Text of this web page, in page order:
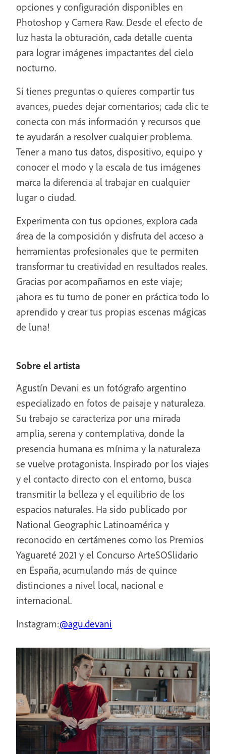
opciones y configuración disponibles en
Photoshop y Camera Raw. Desde el efecto de
luz hasta la obturación, cada detalle cuenta
para lograr imágenes impactantes del cielo
nocturno.
Si tienes preguntas o quieres compartir tus
avances, puedes dejar comentarios; cada clic te
conecta con más información y recursos que
te ayudarán a resolver cualquier problema.
Tener a mano tus datos, dispositivo, equipo y
conocer el modo y la escala de tus imágenes
marca la diferencia al trabajar en cualquier
lugar o ciudad.
Experimenta con tus opciones, explora cada
área de la composición y disfruta del acceso a
herramientas profesionales que te permiten
transformar tu creatividad en resultados reales.
Gracias por acompañarnos en este viaje;
¡ahora es tu turno de poner en práctica todo lo
aprendido y crear tus propias escenas mágicas
de luna!
Sobre el artista
Agustín Devani es un fotógrafo argentino
especializado en fotos de paisaje y naturaleza.
Su trabajo se caracteriza por una mirada
amplia, serena y contemplativa, donde la
presencia humana es mínima y la naturaleza
se vuelve protagonista. Inspirado por los viajes
y el contacto directo con el entorno, busca
transmitir la belleza y el equilibrio de los
espacios naturales. Ha sido publicado por
National Geographic Latinoamérica y
reconocido en certámenes como los Premios
Yaguareté 2021 y el Concurso ArteSOSlidario
en España, acumulando más de quince
distinciones a nivel local, nacional e
internacional.
Instagram:@agu.devani